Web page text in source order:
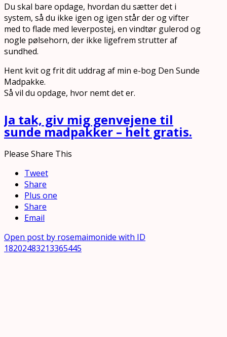
Du skal bare opdage, hvordan du sætter det i
system, så du ikke igen og igen står der og vifter
med to flade med leverpostej, en vindtør gulerod og
nogle pølsehorn, der ikke ligefrem strutter af
sundhed.
Hent kvit og frit dit uddrag af min e-bog Den Sunde
Madpakke.
Så vil du opdage, hvor nemt det er.
Ja tak, giv mig genvejene til
sunde madpakker – helt gratis.
Please Share This
Tweet
Share
Plus one
Share
Email
Open post by rosemaimonide with ID
18202483213365445